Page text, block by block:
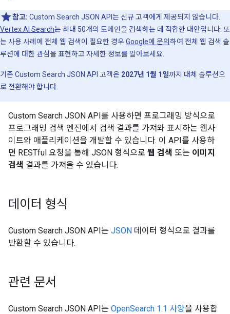
참고: Custom Search JSON API는 신규 고객에게 제공되지 않습니다.
Vertex AI Search는 최대 50개의 도메인을 검색하는 데 적합한 대안입니다. 또
는 사용 사례에 전체 웹 검색이 필요한 경우Google에 문의 하여 전체 웹 검색 솔
루션에 대한 관심을 표현하고 자세한 정보를 알아보세요.
기존 Custom Search JSON API 고객은 2027년 1월 1일까지 대체 솔루션으
로 전환해야 합니다.
Custom Search JSON API를 사용하면 프로그래밍 방식으로
프로그래밍 검색 엔진에서 검색 결과를 가져와 표시하는 웹사
이트와 애플리케이션을 개발할 수 있습니다. 이 API를 사용하
면 RESTful 요청을 통해 JSON 형식으로 웹 검색 또는 이미지
검색 결과를 가져올 수 있습니다.
데이터 형식
Custom Search JSON API는 JSON 데이터 형식으로 결과를
반환할 수 있습니다.
관련 문서
Custom Search JSON API는 OpenSearch 1.1 사양을 사용합